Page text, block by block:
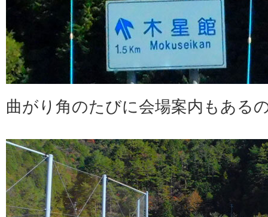
曲がり角のたびに会場案内もある